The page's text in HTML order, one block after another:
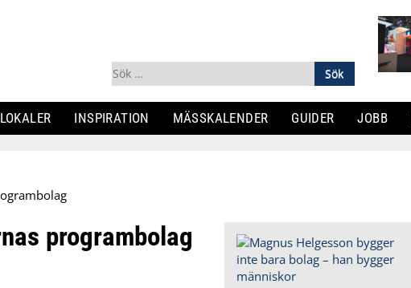
Sök
efter:
INSPIRATION MÄSSKALENDER GUIDER JOBB
programbolag